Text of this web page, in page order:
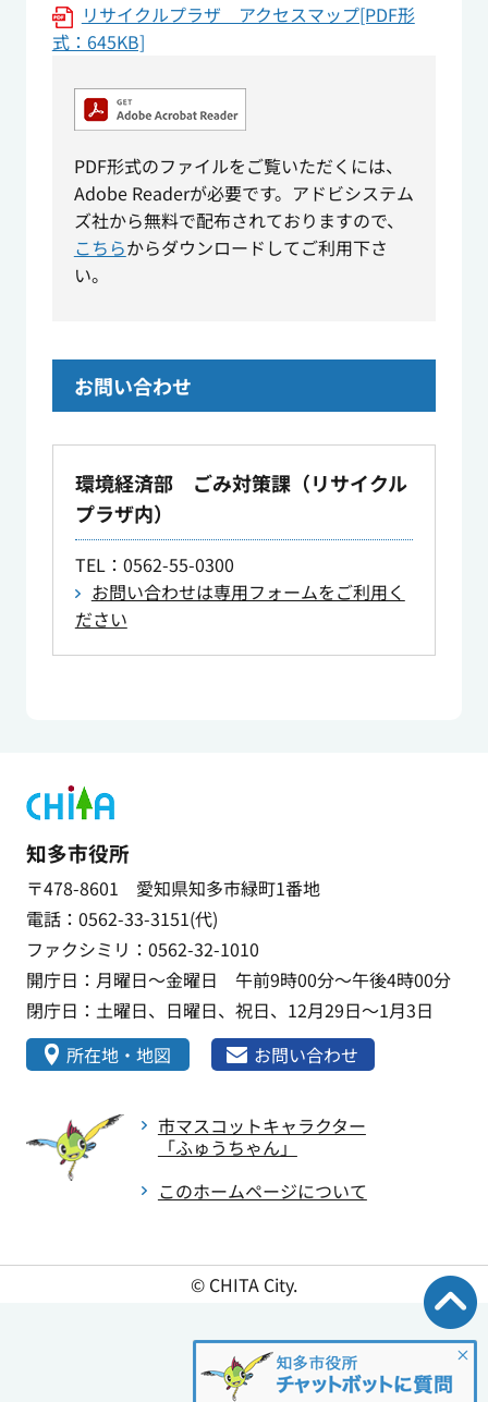
リサイクルプラザ アクセスマップ[PDF形
式：645KB]
PDF形式のファイルをご覧いただくには、
Adobe Readerが必要です。アドビシステム
ズ社から無料で配布されておりますので、
こちらからダウンロードしてご利用下さ
い。
お問い合わせ
環境経済部 ごみ対策課（リサイクル
プラザ内）
TEL：0562-55-0300
お問い合わせは専用フォームをご利用く
ださい
知多市役所
〒478-8601 愛知県知多市緑町1番地
電話：0562-33-3151(代)
ファクシミリ：0562-32-1010
開庁日：月曜日～金曜日 午前9時00分～午後4時00分
閉庁日：土曜日、日曜日、祝日、12月29日～1月3日
所在地・地図
お問い合わせ
市マスコットキャラクター
「ふゅうちゃん」
このホームページについて
© CHITA City.